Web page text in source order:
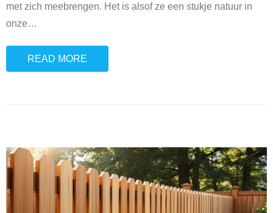
met zich meebrengen. Het is alsof ze een stukje natuur in
onze…
READ MORE